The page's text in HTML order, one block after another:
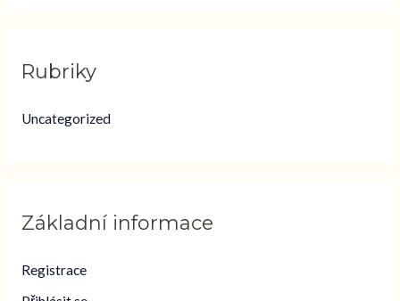
Rubriky
Uncategorized
Základní informace
Registrace